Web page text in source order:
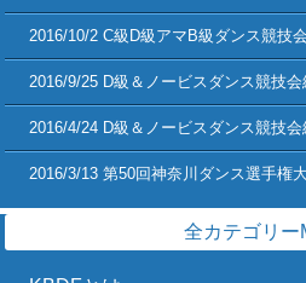
2016/10/2 C級D級アマB級ダンス競技
2016/9/25 D級＆ノービスダンス競技会
2016/4/24 D級＆ノービスダンス競技会
2016/3/13 第50回神奈川ダンス選手権
全カテゴリー